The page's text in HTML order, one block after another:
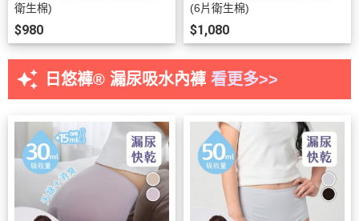
衛生棉)
$980
(6片衛生棉)
$1,080
auto_awesome 日悠褲® 漏尿吸水內褲 看更多>>